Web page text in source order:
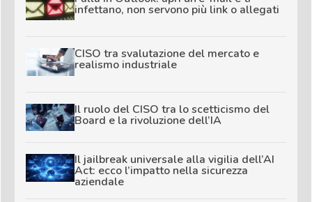
infettano, non servono più link o allegati
CISO tra svalutazione del mercato e
realismo industriale
Il ruolo del CISO tra lo scetticismo del
Board e la rivoluzione dell’IA
Il jailbreak universale alla vigilia dell’AI
Act: ecco l’impatto nella sicurezza
aziendale